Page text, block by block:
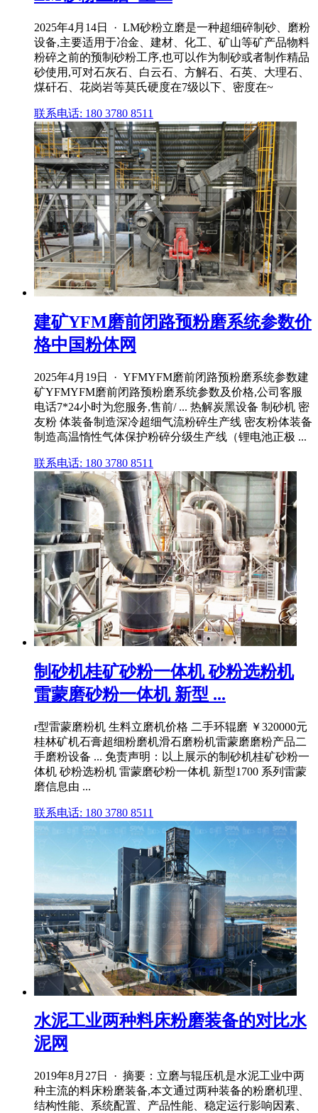
2025年4月14日 · LM砂粉立磨是一种超细碎制砂、磨粉
设备,主要适用于冶金、建材、化工、矿山等矿产品物料
粉碎之前的预制砂粉工序,也可以作为制砂或者制作精品
砂使用,可对石灰石、白云石、方解石、石英、大理石、
煤矸石、花岗岩等莫氏硬度在7级以下、密度在~
联系电话: 180 3780 8511
建矿YFM磨前闭路预粉磨系统参数价
格中国粉体网
2025年4月19日 · YFMYFM磨前闭路预粉磨系统参数建
矿YFMYFM磨前闭路预粉磨系统参数及价格,公司客服
电话7*24小时为您服务,售前/ ... 热解炭黑设备 制砂机 密
友粉 体装备制造深冷超细气流粉碎生产线 密友粉体装备
制造高温惰性气体保护粉碎分级生产线（锂电池正极 ...
联系电话: 180 3780 8511
制砂机桂矿砂粉一体机 砂粉选粉机
雷蒙磨砂粉一体机 新型 ...
r型雷蒙磨粉机 生料立磨机价格 二手环辊磨 ￥320000元
桂林矿机石膏超细粉磨机滑石磨粉机雷蒙磨磨粉产品二
手磨粉设备 ... 免责声明：以上展示的制砂机桂矿砂粉一
体机 砂粉选粉机 雷蒙磨砂粉一体机 新型1700 系列雷蒙
磨信息由 ...
联系电话: 180 3780 8511
水泥工业两种料床粉磨装备的对比水
泥网
2019年8月27日 · 摘要：立磨与辊压机是水泥工业中两
种主流的料床粉磨装备,本文通过两种装备的粉磨机理、
结构性能、系统配置、产品性能、稳定运行影响因素、